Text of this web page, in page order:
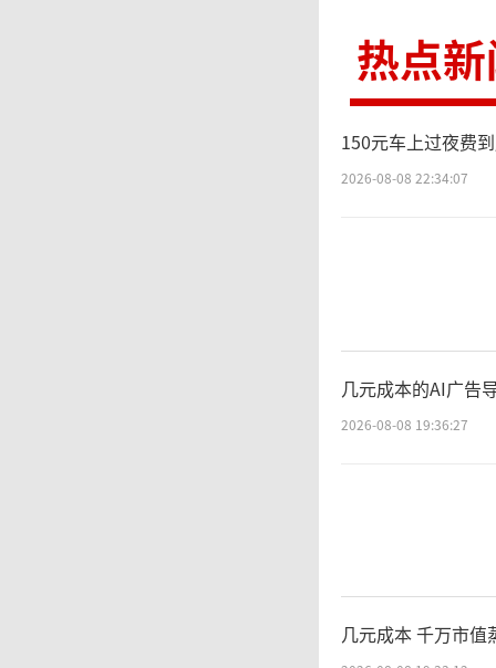
定。”
方案，
出对策
在开玩
报》今
加德计
热点
150元车上过夜费
2026-08-08 22:34:07
几元成本的AI广告
2026-08-08 19:36:27
几元成本 千万市值